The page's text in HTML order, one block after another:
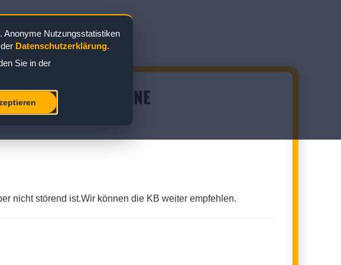
ZUR BALKONKABINE
nicht störend ist.Wir können die KB weiter empfehlen.
Anonyme Nutzungsstatistiken
Datenschutzerklärung.
Sie in der